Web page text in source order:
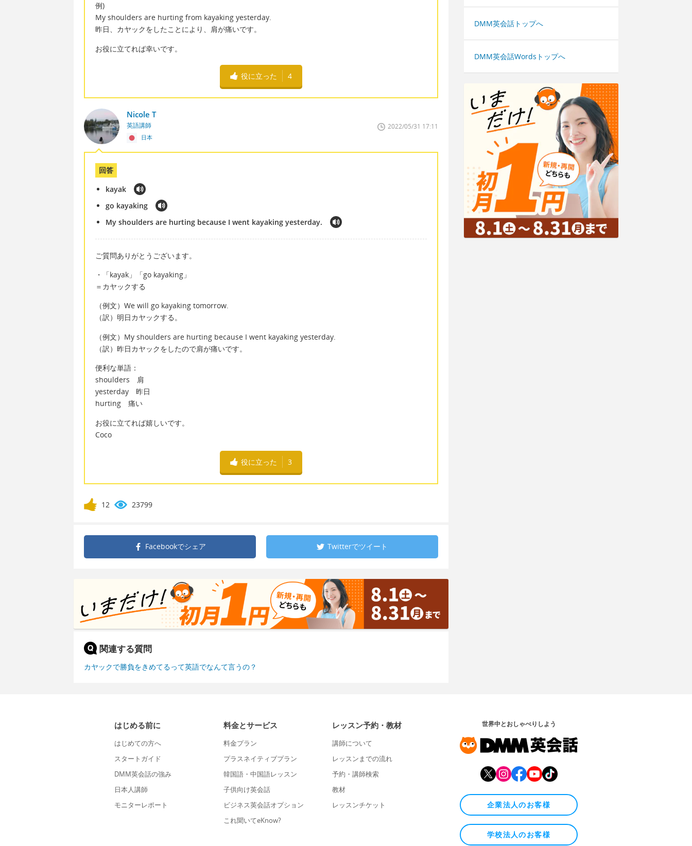
例)
My shoulders are hurting from kayaking yesterday.
昨日、カヤックをしたことにより、肩が痛いです。
お役に立てれば幸いです。
役に立った 4
Nicole T
英語講師
日本
2022/05/31 17:11
回答
kayak
go kayaking
My shoulders are hurting because I went kayaking yesterday.
ご質問ありがとうございます。
・「kayak」「go kayaking」
＝カヤックする
（例文）We will go kayaking tomorrow.
（訳）明日カヤックする。
（例文）My shoulders are hurting because I went kayaking yesterday.
（訳）昨日カヤックをしたので肩が痛いです。
便利な単語：
shoulders 肩
yesterday 昨日
hurting 痛い
お役に立てれば嬉しいです。
Coco
役に立った 3
12 23799
Facebookでシェア Twitterでツイート
関連する質問
カヤックで勝負をきめてるって英語でなんて言うの？
DMM英会話トップへ
DMM英会話Wordsトップへ
はじめる前に
はじめての方へ
スタートガイド
DMM英会話の強み
日本人講師
モニターレポート
料金とサービス
料金プラン
プラスネイティブプラン
韓国語・中国語レッスン
子供向け英会話
ビジネス英会話オプション
これ聞いてeKnow?
レッスン予約・教材
講師について
レッスンまでの流れ
予約・講師検索
教材
レッスンチケット
世界中とおしゃべりしよう
企業法人のお客様
学校法人のお客様